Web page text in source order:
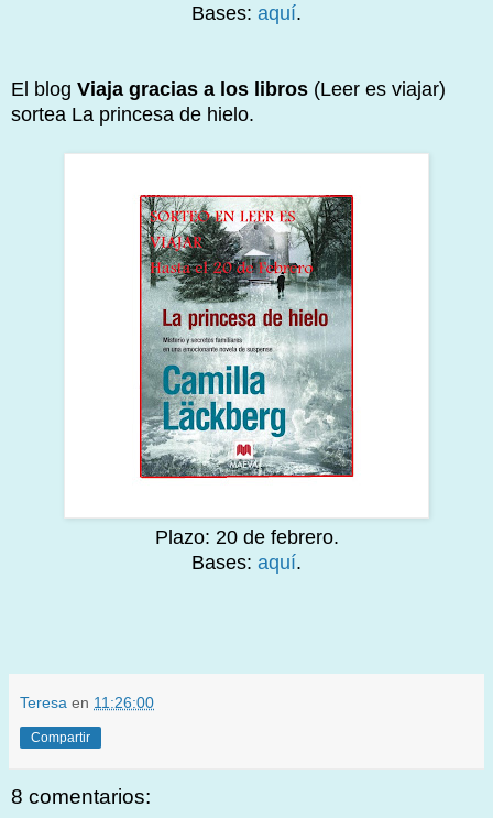
Bases: aquí.
El blog Viaja gracias a los libros (Leer es viajar)
sortea La princesa de hielo.
Plazo: 20 de febrero.
Bases: aquí.
Teresa en 11:26:00
Compartir
8 comentarios: